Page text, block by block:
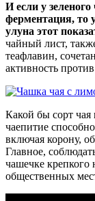
И если у
ферментация, то
улуна этот
чайный лист,
теафлавин,
активность
Какой бы сорт чая
чаепитие
включая корону,
Главное,
чашечке крепкого
общественных